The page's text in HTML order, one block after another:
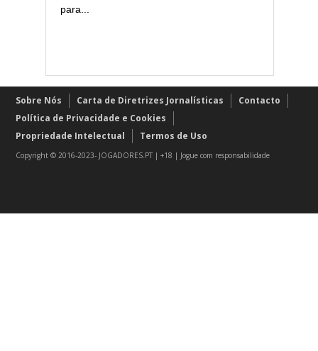
para...
Sobre Nós Carta de Diretrizes Jornalísticas
Contacto
Política de Privacidade e Cookies
Propriedade Intelectual
Termos de Uso
Copyright © 2016-2023- JOGADORES.PT | +18 | Jogue com responsabilidade